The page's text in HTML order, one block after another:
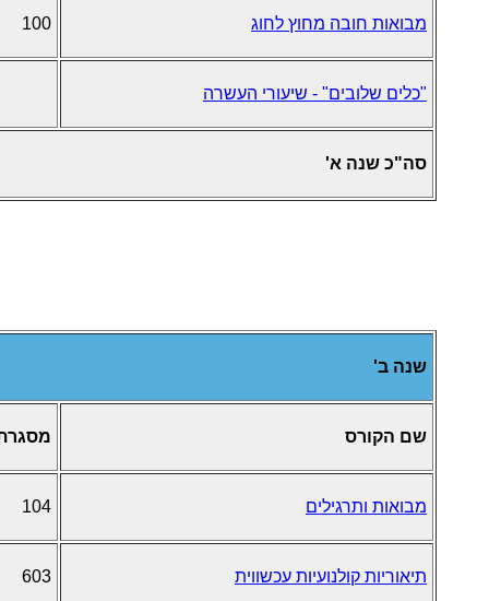
מבואות חובה מחוץ לחוג 100
"כלים שלובים" - שיעורי העשרה
סה"כ שנה א'
שנה ב'
שם הקורס
מבואות ותרגילים 104
תיאוריות קולנועיות עכשווית 603